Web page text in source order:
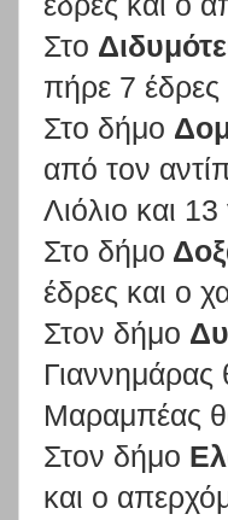
Στο
πήρε 7
Στο δήμο
από τον
Λιόλιο και
Στο δήμο
έδρες και ο
Στον δήμο
Γιαννημάρας
Μαραμπέας
Στον δήμο
και ο